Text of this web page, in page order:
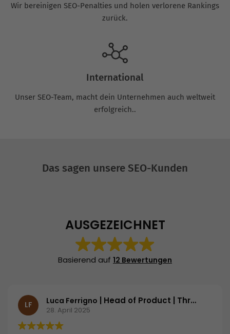
Wir bereinigen SEO-Penalties und holen verlorene Rankings
zurück.
International
Unser SEO-Team, macht dein Unternehmen auch weltweit
erfolgreich..
Das sagen unsere SEO-Kunden
AUSGEZEICHNET
Basierend auf 12 Bewertungen
LF Luca Ferrigno | Head of Product | Threema GmbH
28. April 2025